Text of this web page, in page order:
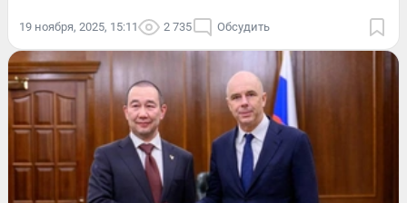
19 ноября, 2025, 15:11 2 735 Обсудить